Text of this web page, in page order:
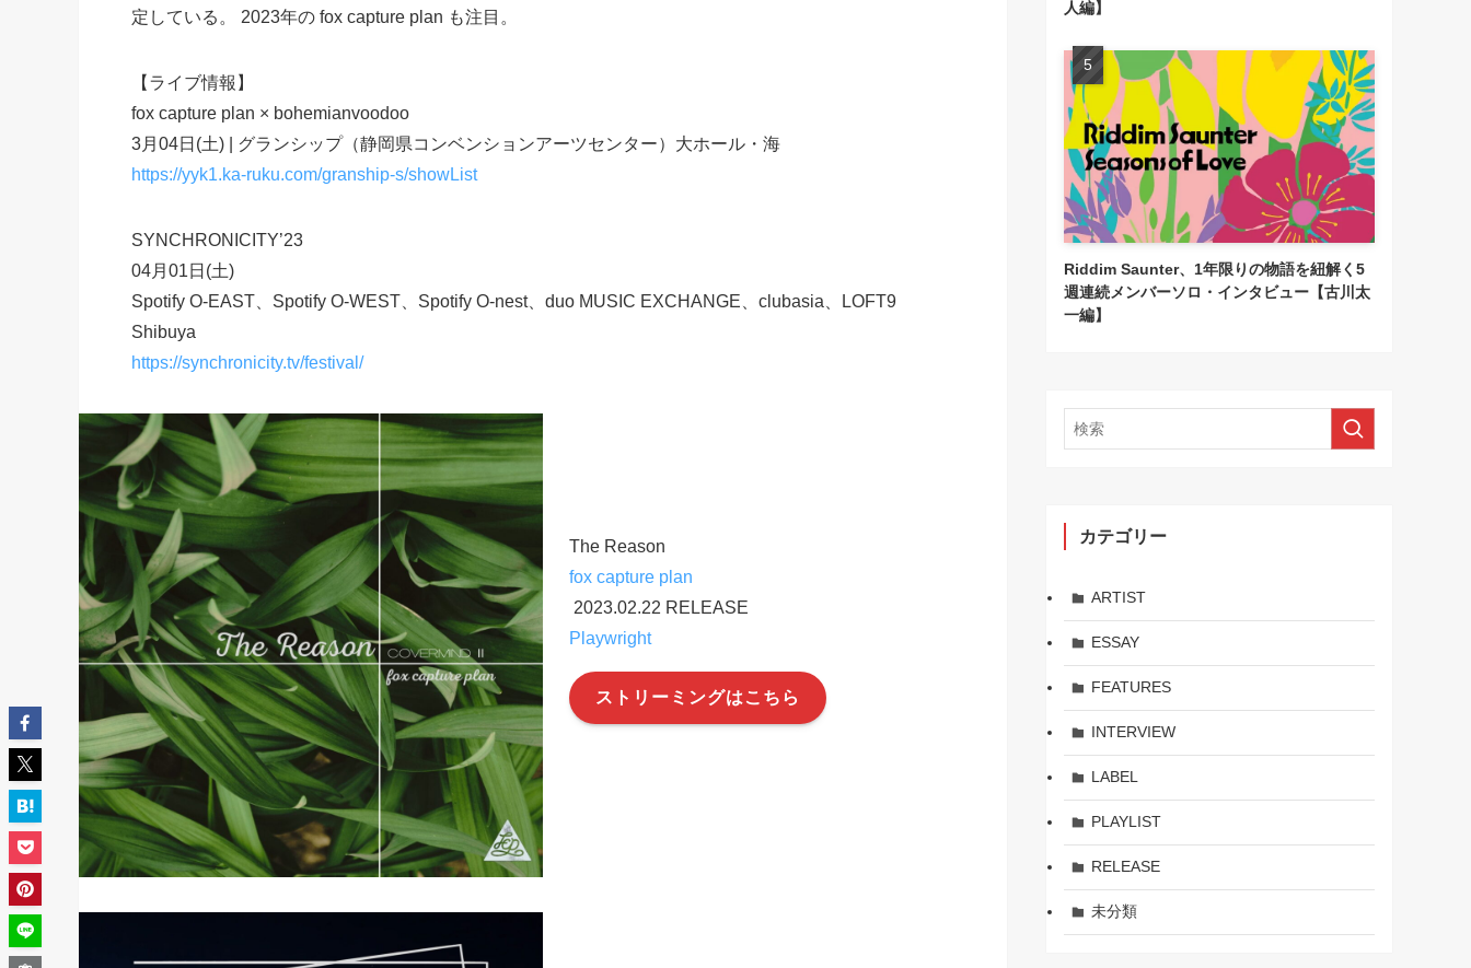
定している。 2023年の fox capture plan も注目。
【ライブ情報】
fox capture plan × bohemianvoodoo
3月04日(土) | グランシップ（静岡県コンベンションアーツセンター）大ホール・海
https://yyk1.ka-ruku.com/granship-s/showList
SYNCHRONICITY’23
04月01日(土)
Spotify O-EAST、Spotify O-WEST、Spotify O-nest、duo MUSIC EXCHANGE、clubasia、LOFT9
Shibuya
https://synchronicity.tv/festival/
The Reason
fox capture plan
2023.02.22 RELEASE
Playwright
ストリーミングはこちら
人編】
Riddim Saunter、1年限りの物語を紐解く5
週連続メンバーソロ・インタビュー【古川太
一編】
カテゴリー
ARTIST
ESSAY
FEATURES
INTERVIEW
LABEL
PLAYLIST
RELEASE
未分類